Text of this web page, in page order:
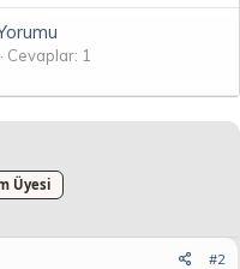
Cevaplar: 1
Üyesi
#2